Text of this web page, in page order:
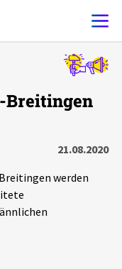
Breitingen
21.08.2020
werden